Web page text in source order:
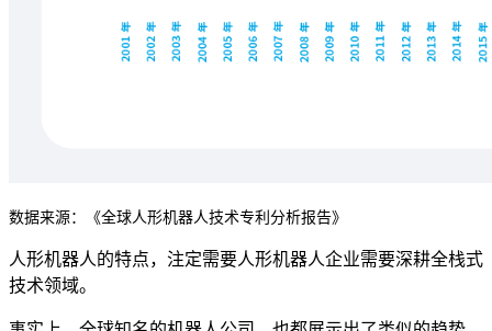
数据来源：《全球人形机器人技术专利分析报告》
人形机器人的特点，注定需要人形机器人企业需要深耕全栈式
技术领域。